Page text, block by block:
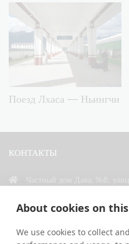
About cookies on
We use cookies to collect
Поезд Лхаса — Ньингчи
КОНТАКТЫ